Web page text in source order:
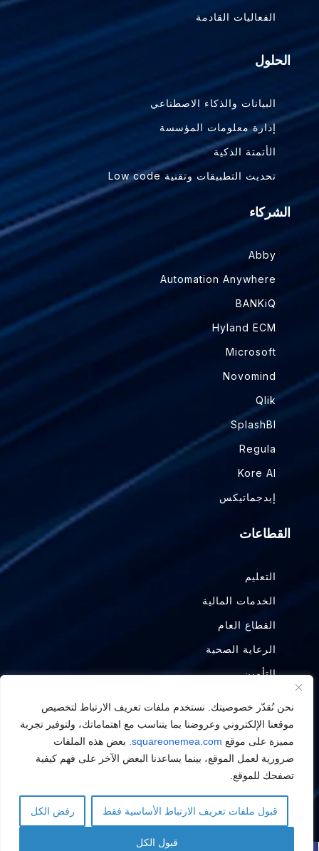
نحن نُقدّر خصوصيتك. نستخدم ملفات تعريف الارتباط لتخصيص
موقعنا الإلكتروني وعروضنا بما يتناسب مع اهتماماتك، ولتوفير تجربة
مميزة على موقع squareonemea.com. بعض هذه الملفات
ضرورية لعمل الموقع، بينما يساعدنا البعض الآخر على فهم كيفية
تصفحك للموقع.
قبول ملفات تعريف الارتباط الأساسية فقط رفض الكل
قبول الكل
الفعاليات القادمة
الحلول
البيانات والذكاء الاصطناعي
إدارة معلومات المؤسسة
الأتمتة الذكية
تحديث التطبيقات وتقنية Low code
الشركاء
Abby
Automation Anywhere
BANKiQ
Hyland ECM
Microsoft
Novomind
Qlik
SplashBI
Regula
Kore AI
إيدجماتيكس
القطاعات
التعليم
الخدمات المالية
القطاع العام
الرعاية الصحية
التأمين
النفط والغاز
© 2008 – 2026 شركة سكوير وان تكنولوجيز
سياسة الخصوصية